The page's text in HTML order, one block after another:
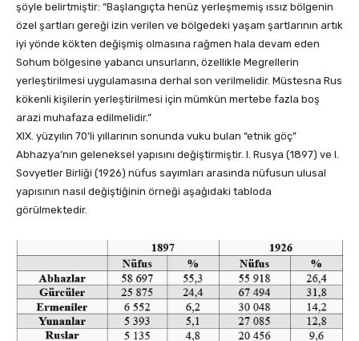
şöyle belirtmiştir: “Başlangıçta henüz yerleşmemiş ıssız bölgenin
özel şartları gereği izin verilen ve bölgedeki yaşam şartlarının artık
iyi yönde kökten değişmiş olmasına rağmen hala devam eden
Sohum bölgesine yabancı unsurların, özellikle Megrellerin
yerleştirilmesi uygulamasına derhal son verilmelidir. Müstesna Rus
kökenli kişilerin yerleştirilmesi için mümkün mertebe fazla boş
arazi muhafaza edilmelidir.”
XIX. yüzyılın 70’li yıllarının sonunda vuku bulan “etnik göç”
Abhazya’nın geleneksel yapısını değiştirmiştir. I. Rusya (1897) ve I.
Sovyetler Birliği (1926) nüfus sayımları arasında nüfusun ulusal
yapısının nasıl değiştiğinin örneği aşağıdaki tabloda
görülmektedir.